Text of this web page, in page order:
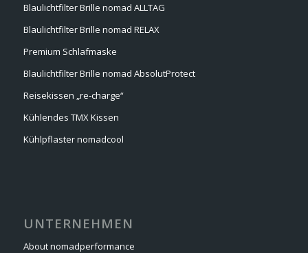
Blaulichtfilter Brille nomad ALLTAG
Blaulichtfilter Brille nomad RELAX
Premium Schlafmaske
Blaulichtfilter Brille nomad AbsolutProtect
Reisekissen „re-charge“
Kühlendes TMX Kissen
Kühlpflaster nomadcool
UNTERNEHMEN
About nomadperformance